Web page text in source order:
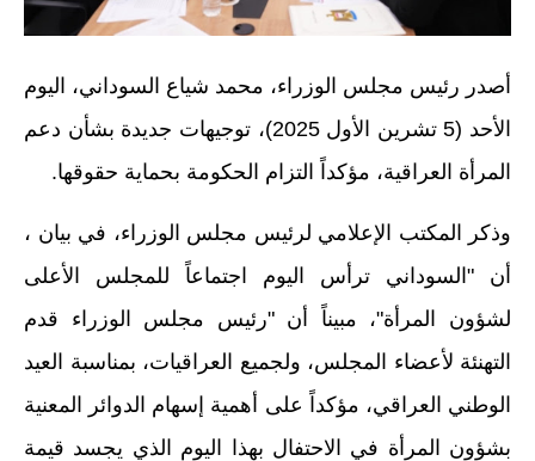
الاخبار الامنية
الاخبار الاقتصادية
الاخبار الرياضية
اخبار وقرارات وزارة التربية
نتائج الامتحانات
المرحلة الابتدائية
المرحلة المتوسطة
أصدر رئيس مجلس الوزراء، محمد شياع السوداني، اليوم
الأحد (5 تشرين الأول 2025)، توجيهات جديدة بشأن دعم
المرأة العراقية، مؤكداً التزام الحكومة بحماية حقوقها.
وذكر المكتب الإعلامي لرئيس مجلس الوزراء، في بيان ،
أن "السوداني ترأس اليوم اجتماعاً للمجلس الأعلى
لشؤون المرأة"، مبيناً أن "رئيس مجلس الوزراء قدم
التهنئة لأعضاء المجلس، ولجميع العراقيات، بمناسبة العيد
الوطني العراقي، مؤكداً على أهمية إسهام الدوائر المعنية
بشؤون المرأة في الاحتفال بهذا اليوم الذي يجسد قيمة